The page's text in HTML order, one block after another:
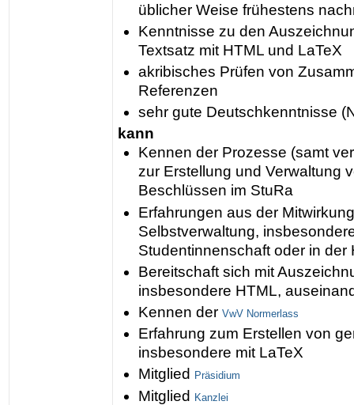
üblicher Weise frühestens
Kenntnisse zu den
Textsatz mit HTML und LaTeX
akribisches Prüfen von
Referenzen
sehr gute Deutschkenntnisse
kann
Kennen der Prozesse (samt
zur Erstellung und Verwaltung
Beschlüssen im StuRa
Erfahrungen aus der
Selbstverwaltung,
Studentinnenschaft oder in der
Bereitschaft sich mit
insbesondere HTML,
Kennen der VwV Normerlass
Erfahrung zum Erstellen von
insbesondere mit LaTeX
Mitglied
Präsidium
Mitglied Kanzlei